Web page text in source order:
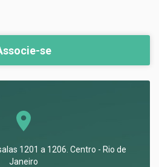
se
1201 a 1206. Centro - Rio de
Janeiro